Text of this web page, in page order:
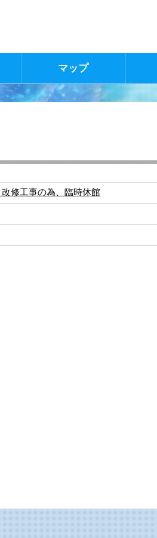
マップ
修工事の為、臨時休館